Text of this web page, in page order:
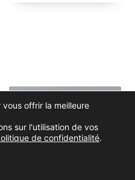
offrir la meilleure
sur l'utilisation de vos
de confidentialité.